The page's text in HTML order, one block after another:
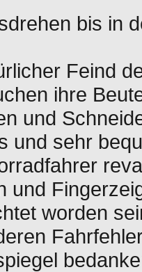
bis in
Feind
ihre
und
und sehr
und
worden